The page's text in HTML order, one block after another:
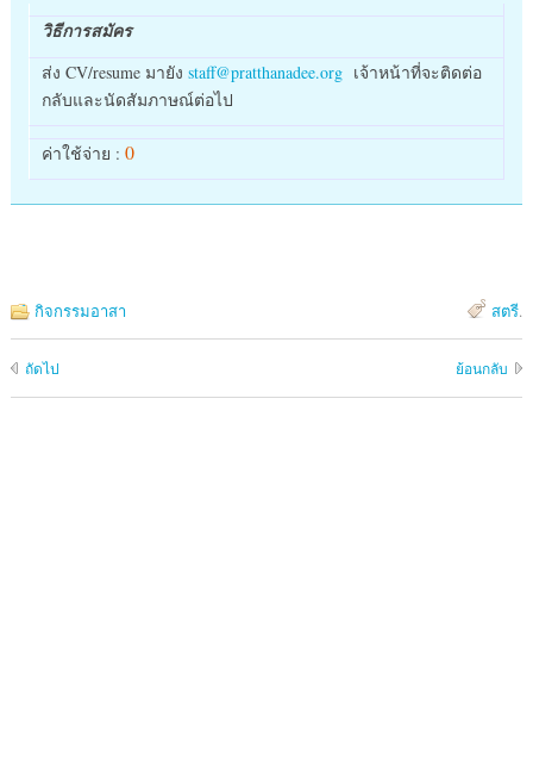
วิธีการสมัคร
ส่ง CV/resume มายัง staff@pratthanadee.orgเจ้าหน้าที่จะติดต่อ
กลับและนัดสัมภาษณ์ต่อไป
ค่าใช้จ่าย : 0
กิจกรรมอาสา สตรี.
ถัดไป ย้อนกลับ